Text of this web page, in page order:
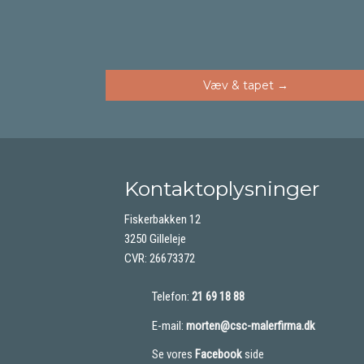
​Væv & tapet →​
Kontaktoplysninger
Fiskerbakken 12
3250 Gilleleje
CVR: 26673372
Telefon:21 69 18 88
E-mail:morten@csc-malerfirma.dk
Se vores Facebookside